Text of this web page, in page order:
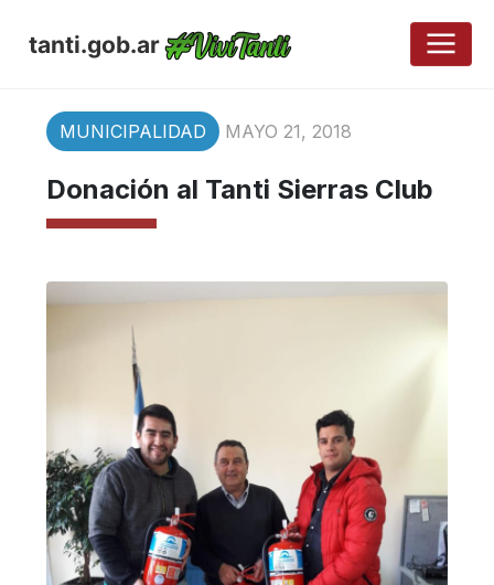
tanti.gob.ar
MUNICIPALIDAD MAYO 21, 2018
Donación al Tanti Sierras Club